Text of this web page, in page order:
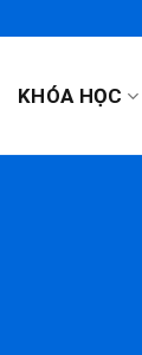
KHÓA HỌC